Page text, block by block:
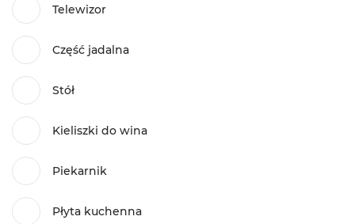
Telewizor
Część jadalna
Stół
Kieliszki do wina
Piekarnik
Płyta kuchenna